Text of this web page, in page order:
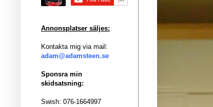
Annonsplatser säljes:
Kontakta mig via mail:
adam@adamsteen.se
Sponsra min
skidsatsning:
Swish: 076-1664997